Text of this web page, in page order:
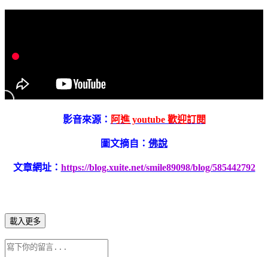
影音來源： 阿進 youtube 歡迎訂閱
圖文摘自： 佛說
文章網址： https://blog.xuite.net/smile89098/blog/585442792
載入更多